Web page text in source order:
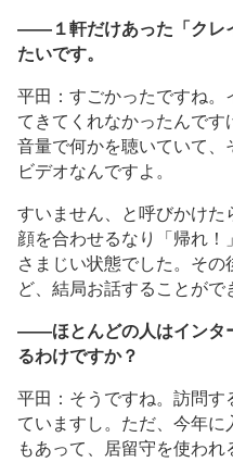
――１軒だけあった「クレ
たいです。
平田：すごかったですね
てきてくれなかったんで
音量で何かを聴いていて、
ビデオなんですよ。
すいません、と呼びかけた
顔を合わせるなり「帰れ
さまじい状態でした。そ
ど、結局お話することがで
――ほとんどの人はインタ
るわけですか？
平田：そうですね。訪問
ていますし。ただ、今年
もあって、居留守を使われ